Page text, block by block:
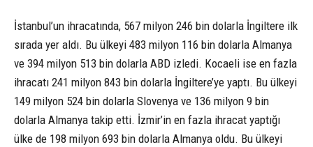
İstanbul’un ihracatında, 567 milyon 246 bin dolarla İngiltere ilk
sırada yer aldı. Bu ülkeyi 483 milyon 116 bin dolarla Almanya
ve 394 milyon 513 bin dolarla ABD izledi. Kocaeli ise en fazla
ihracatı 241 milyon 843 bin dolarla İngiltere’ye yaptı. Bu ülkeyi
149 milyon 524 bin dolarla Slovenya ve 136 milyon 9 bin
dolarla Almanya takip etti. İzmir’in en fazla ihracat yaptığı
ülke de 198 milyon 693 bin dolarla Almanya oldu. Bu ülkeyi